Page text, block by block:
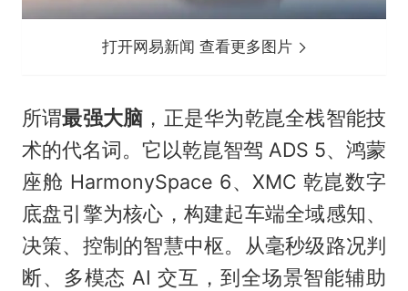
打开网易新闻 查看更多图片
所谓最强大脑 ，正是华为乾崑全栈智能技
术的代名词。它以乾崑智驾 ADS 5、鸿蒙
座舱 HarmonySpace 6、XMC 乾崑数字
底盘引擎为核心，构建起车端全域感知、
决策、控制的智慧中枢。从毫秒级路况判
断、多模态 AI 交互，到全场景智能辅助